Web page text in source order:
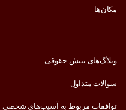
مکان‌ها
وبلاگ‌های بینش حقوقی
سوالات متداول
توافقات مربوط به آسیب‌های شخصی